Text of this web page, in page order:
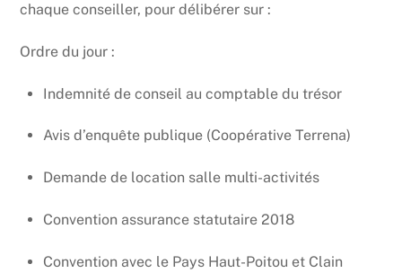
chaque conseiller, pour délibérer sur :
Ordre du jour :
Indemnité de conseil au comptable du trésor
Avis d’enquête publique (Coopérative Terrena)
Demande de location salle multi-activités
Convention assurance statutaire 2018
Convention avec le Pays Haut-Poitou et Clain